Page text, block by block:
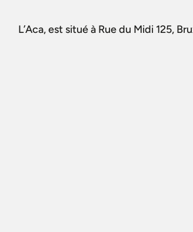
L’Aca, est situé à Rue du Midi 125,